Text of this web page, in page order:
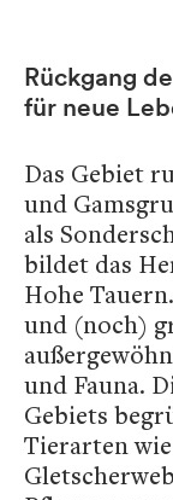
Rückgang
für neue
Das Gebiet
und
als
bildet das
Hohe
und (noch)
und Fauna.
Gebiets
Tierarten